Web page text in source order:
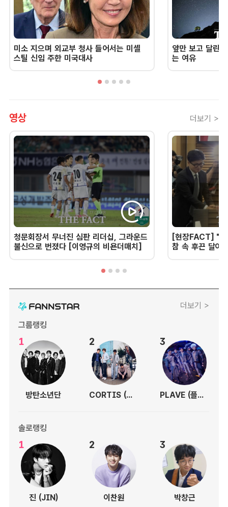
미소 지으며 외교부 청사 들어서는 미셸
스틸 신임 주한 미국대사
앞만 보고 달린
는 여유
영상 더보기 >
청문회장서 무너진 심판 리더십, 그라운드
불신으로 번졌다 [이영규의 비욘더매치]
[현장FACT] "한
참 속 후끈 달아
더보기 >
그룹랭킹
1
방탄소년단
2
CORTIS (코르티스)
3
PLAVE (플레이브)
솔로랭킹
1
진 (JIN)
2
이찬원
3
박창근